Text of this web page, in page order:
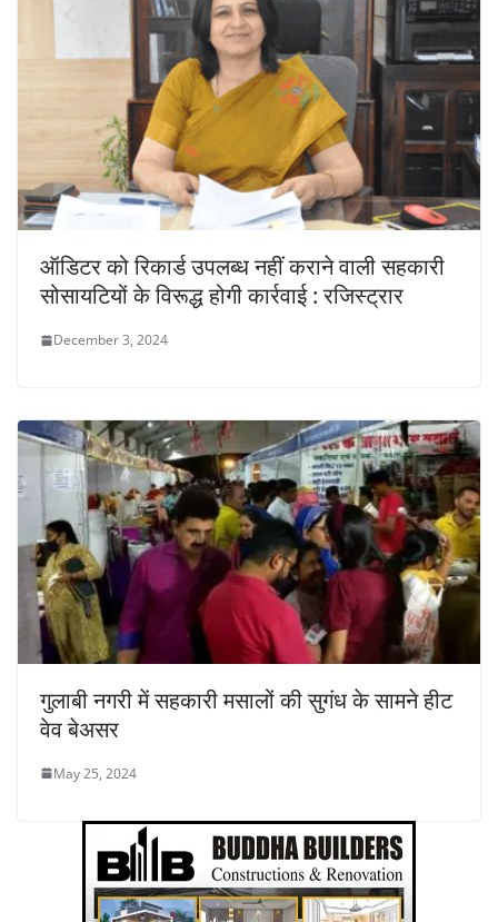
ऑडिटर को रिकार्ड उपलब्ध नहीं कराने वाली सहकारी
सोसायटियों के विरूद्ध होगी कार्रवाई : रजिस्ट्रार
December 3, 2024
गुलाबी नगरी में सहकारी मसालों की सुगंध के सामने हीट
वेव बेअसर
May 25, 2024